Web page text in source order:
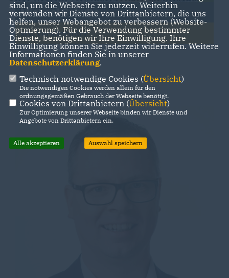
Michael Schulte
stv. Vorsitzender
sind, um die Webseite zu nutzen. Weiterhin
verwenden wir Dienste von Drittanbietern, die uns
helfen, unser Webangebot zu verbessern (Website-
Optmierung). Für die Verwendung bestimmter
Dienste, benötigen wir Ihre Einwilligung. Ihre
Einwilligung können Sie jederzeit widerrufen. Weitere
Informationen finden Sie in unserer
Datenschutzerklärung.
Technisch notwendige Cookies (Übersicht)
Die notwendigen Cookies werden allein für den
ordnungsgemäßen Gebrauch der Webseite benötigt.
Cookies von Drittanbietern (Übersicht)
Zur Optimierung unserer Webseite binden wir Dienste und
Angebote von Drittanbietern ein.
Alle akzeptieren Auswahl speichern